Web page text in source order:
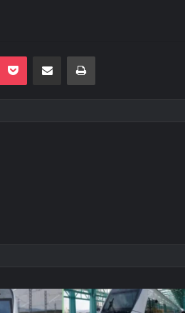
Pocket E-Posta ile paylaş Yazdır